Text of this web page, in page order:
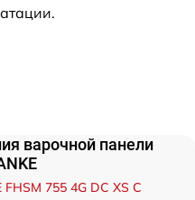
варочной панели
755 4G DC XS C